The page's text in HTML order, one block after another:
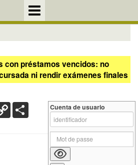
con préstamos vencidos: no
ni rendir exámenes finales
Copy
Link
Cuenta de usuario